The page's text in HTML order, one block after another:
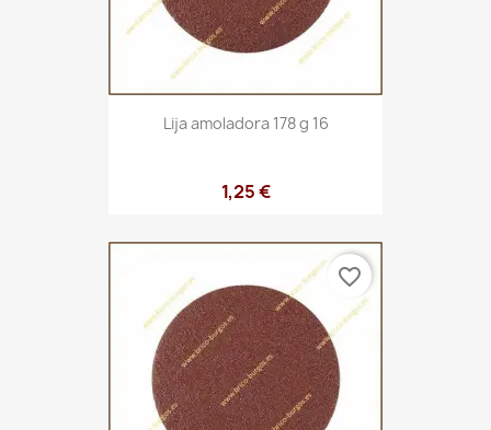
Lija amoladora 178 g 16
1,25 €
favorite_border